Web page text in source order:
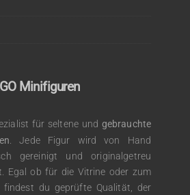
Minifiguren
für seltene und gebrauchte
. Jede Figur wird von Hand
gereinigt und originalgetreu
Egal ob für die Vitrine oder zum
du geprüfte Qualität, der